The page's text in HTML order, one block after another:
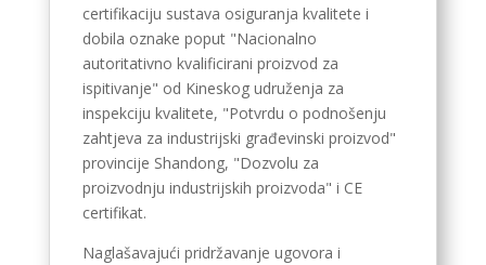
certifikaciju sustava osiguranja kvalitete i
dobila oznake poput "Nacionalno
autoritativno kvalificirani proizvod za
ispitivanje" od Kineskog udruženja za
inspekciju kvalitete, "Potvrdu o podnošenju
zahtjeva za industrijski građevinski proizvod"
provincije Shandong, "Dozvolu za
proizvodnju industrijskih proizvoda" i CE
certifikat.
Naglašavajući pridržavanje ugovora i
Spanish (Spain)
English (Australia)
Turkish
Dutch
Arabic
Polish